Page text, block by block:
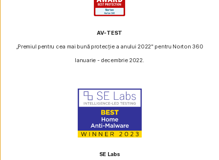
AV-TEST
„Premiul pentru cea mai bună protecție a anului 2022" pentru Norton 360
Ianuarie - decembrie 2022.
SE Labs